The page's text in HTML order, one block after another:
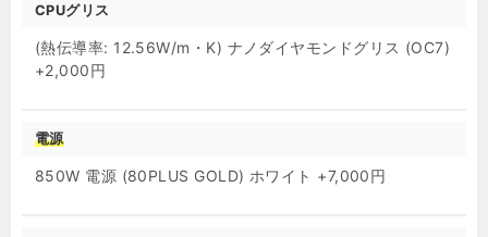
CPUグリス
(熱伝導率: 12.56W/m・K) ナノダイヤモンドグリス (OC7)
+2,000円
電源
850W 電源 (80PLUS GOLD) ホワイト +7,000円